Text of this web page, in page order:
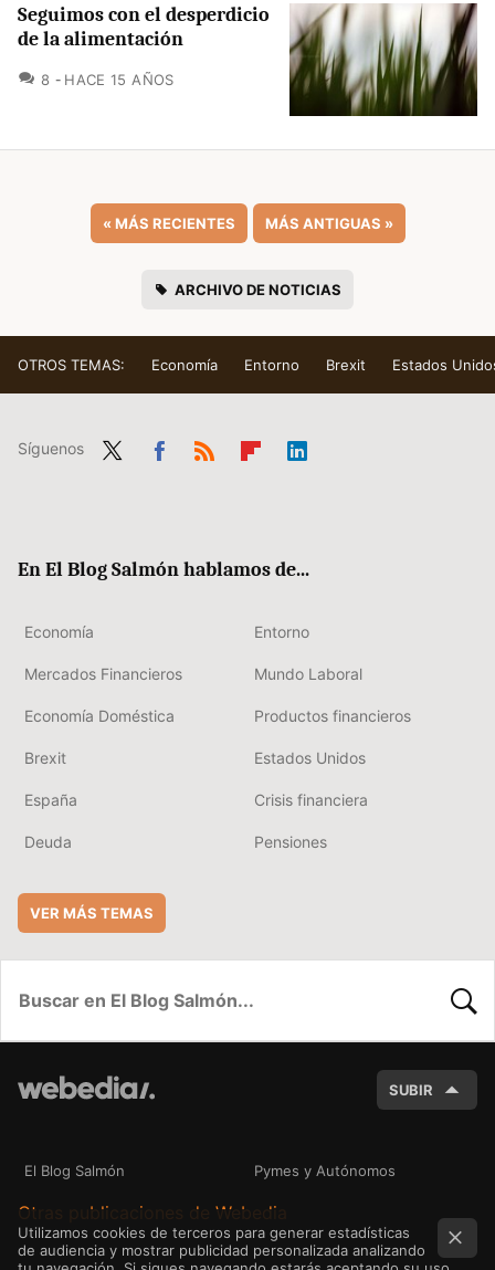
Seguimos con el desperdicio
de la alimentación
8 COMENTARIOS
HACE 15 AÑOS
«MÁS RECIENTES MÁS ANTIGUAS »
ARCHIVO DE NOTICIAS
OTROS TEMAS: Economía Entorno Brexit Estados
Síguenos
En El Blog Salmón hablamos de...
Economía Entorno
Mercados Financieros Mundo Laboral
Economía Doméstica Productos financieros
Brexit Estados Unidos
España Crisis financiera
Deuda Pensiones
VER MÁS TEMAS
SUBIR
El Blog Salmón Pymes y Autónomos
Otras publicaciones de Webedia
Utilizamos cookies de terceros para generar estadísticas
de audiencia y mostrar publicidad personalizada analizando